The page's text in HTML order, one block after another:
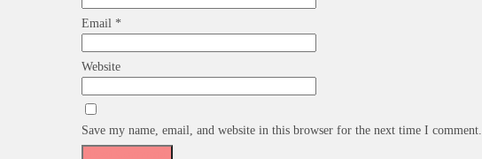
Email *
Website
Save my name, email, and website in this browser for the next time I comment.